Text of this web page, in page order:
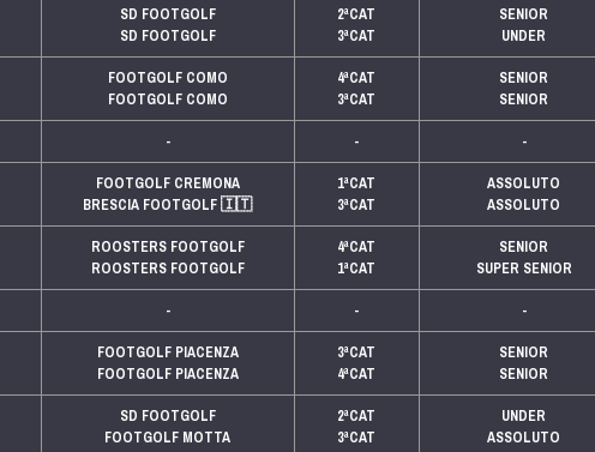
SD FOOTGOLF
SD FOOTGOLF
2ªCAT
3ªCAT
SENIOR
UNDER
FOOTGOLF COMO
FOOTGOLF COMO
4ªCAT
3ªCAT
SENIOR
SENIOR
- -
-
FOOTGOLF CREMONA
BRESCIA FOOTGOLF🇮🇹
1ªCAT
3ªCAT
ASSOLUTO
ASSOLUTO
ROOSTERS FOOTGOLF
ROOSTERS FOOTGOLF
4ªCAT
1ªCAT
SENIOR
SUPER SENIOR
- -
-
FOOTGOLF PIACENZA
FOOTGOLF PIACENZA
3ªCAT
4ªCAT
SENIOR
SENIOR
SD FOOTGOLF
FOOTGOLF MOTTA
2ªCAT
3ªCAT
UNDER
ASSOLUTO